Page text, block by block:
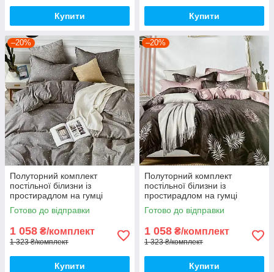
Купити Купити
–20%
Полуторний комплект
постільної білизни із
простирадлом на гумці
150*220см. Постільна білизна
з фланелі
Готово до відправки
1 058 ₴/комплект
1 323 ₴/комплект
Купити
–20%
Полуторний комплект
постільної білизни із
простирадлом на гумці
150*220см. Постільна білизна
з фланелі
Готово до відправки
1 058 ₴/комплект
1 323 ₴/комплект
Купити